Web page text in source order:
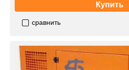
Купить
сравнить